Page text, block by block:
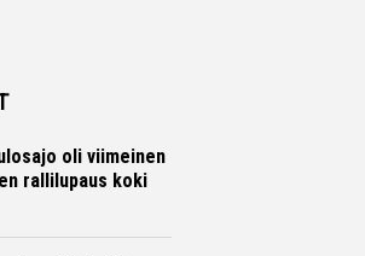
oli viimeinen
rallilupaus koki